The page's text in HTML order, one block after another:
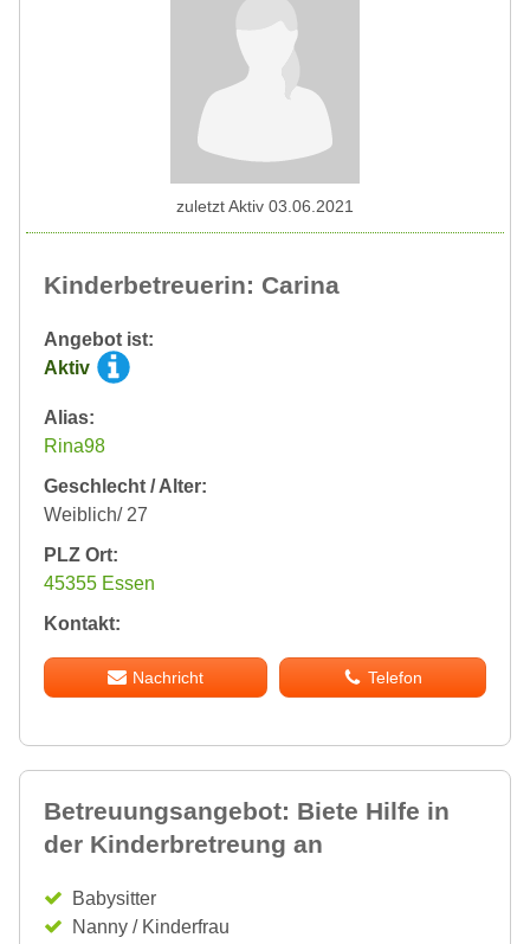
Kinderbetreuerin: Carina
Angebot ist:
Aktiv
Alias:
Rina98
Geschlecht / Alter:
Weiblich/ 27
PLZ Ort:
45355 Essen
Kontakt:
Nachricht Telefon
zuletzt Aktiv 03.06.2021
Betreuungsangebot: Biete Hilfe in
der Kinderbretreung an
Babysitter
Nanny / Kinderfrau